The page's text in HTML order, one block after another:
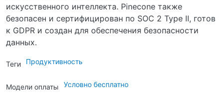
искусственного интеллекта. Pinecone также
безопасен и сертифицирован по SOC 2 Type II, готов
к GDPR и создан для обеспечения безопасности
данных.
Теги Продуктивность
Модели оплаты Условно бесплатно